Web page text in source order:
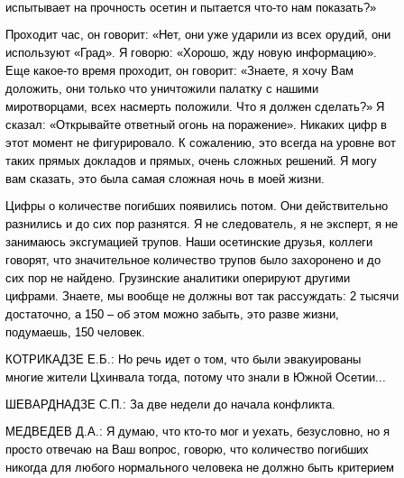
испытывает на прочность осетин и пытается что-то нам показать?»
Проходит час, он говорит: «Нет, они уже ударили из всех орудий, они
используют «Град». Я говорю: «Хорошо, жду новую информацию».
Еще какое-то время проходит, он говорит: «Знаете, я хочу Вам
доложить, они только что уничтожили палатку с нашими
миротворцами, всех насмерть положили. Что я должен сделать?» Я
сказал: «Открывайте ответный огонь на поражение». Никаких цифр в
этот момент не фигурировало. К сожалению, это всегда на уровне вот
таких прямых докладов и прямых, очень сложных решений. Я могу
вам сказать, это была самая сложная ночь в моей жизни.
Цифры о количестве погибших появились потом. Они действительно
разнились и до сих пор разнятся. Я не следователь, я не эксперт, я не
занимаюсь эксгумацией трупов. Наши осетинские друзья, коллеги
говорят, что значительное количество трупов было захоронено и до
сих пор не найдено. Грузинские аналитики оперируют другими
цифрами. Знаете, мы вообще не должны вот так рассуждать: 2 тысячи
достаточно, а 150 – об этом можно забыть, это разве жизни,
подумаешь, 150 человек.
КОТРИКАДЗЕ Е.Б.: Но речь идет о том, что были эвакуированы
многие жители Цхинвала тогда, потому что знали в Южной Осетии...
ШЕВАРДНАДЗЕ С.П.: За две недели до начала конфликта.
МЕДВЕДЕВ Д.А.: Я думаю, что кто-то мог и уехать, безусловно, но я
просто отвечаю на Ваш вопрос, говорю, что количество погибших
никогда для любого нормального человека не должно быть критерием